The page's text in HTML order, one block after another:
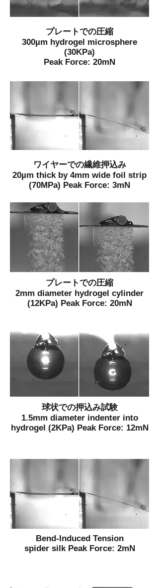
プレートでの圧縮
300µm hydrogel microsphere
(30KPa)
Peak Force: 20mN
ワイヤーでの繊維押込み
20µm thick by 4mm wide foil strip
(70MPa) Peak Force: 3mN
プレートでの圧縮
2mm diameter hydrogel cylinder
(12KPa) Peak Force: 20mN
球状での押込み試験
1.5mm diameter indenter into
hydrogel (2KPa) Peak Force: 12mN
Bend-Induced Tension
spider silk Peak Force: 2mN